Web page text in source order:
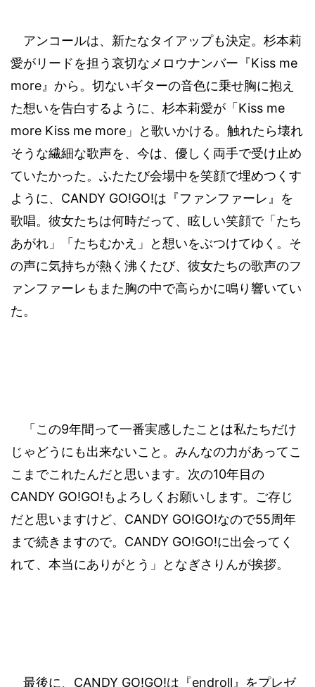
アンコールは、新たなタイアップも決定。杉本莉
愛がリードを担う哀切なメロウナンバー『Kiss me
more』から。切ないギターの音色に乗せ胸に抱え
た想いを告白するように、杉本莉愛が「 Kiss me
more Kiss me more 」と歌いかける。触れたら壊れ
そうな繊細な歌声を、今は、優しく両手で受け止め
ていたかった。ふたたび会場中を笑顔で埋めつくす
ように、 CANDY GO!GO!は『ファンファーレ』を
歌唱。彼女たちは何時だって、眩しい笑顔で「たち
あがれ」「たちむかえ」と想いをぶつけてゆく。そ
の声に気持ちが熱く沸くたび、彼女たちの歌声のフ
ァンファーレもまた胸の中で高らかに鳴り響いてい
た。
「この9年間って一番実感したことは私たちだけ
じゃどうにも出来ないこと。みんなの力があってこ
こまでこれたんだと思います。次の10年目の
CANDY GO!GO! もよろしくお願いします。ご存じ
だと思いますけど、 CANDY GO!GO!なので55周年
まで続きますので。 CANDY GO!GO!に出会ってく
れて、本当にありがとう」となぎさりんが挨拶。
最後に、 CANDY GO!GO!は『endroll』をプレゼ